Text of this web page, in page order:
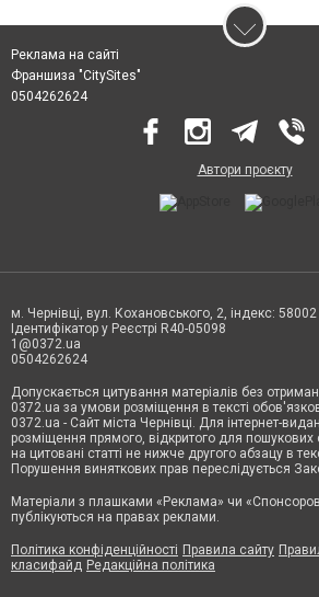
Реклама на сайті
Франшиза "CitySites"
0504262624
Автори проєкту
м. Чернівці, вул. Кохановського, 2, індекс: 58002
Ідентифікатор у Реєстрі R40-05098
1@0372.ua
0504262624
Допускається цитування матеріалів без
0372.ua за умови розміщення в тексті
0372.ua - Сайт міста Чернівці. Для інтернет-
розміщення прямого, відкритого для пошукових
на цитовані статті не нижче другого абзацу в
Порушення виняткових прав переслідується
Матеріали з плашками «Реклама» чи
публікуються на правах реклами.
Політика конфіденційності Правила сайту
класифайд Редакційна політика